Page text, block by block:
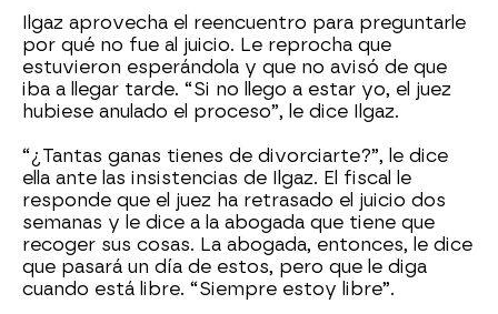
Ilgaz aprovecha el reencuentro para preguntarle
por qué no fue al juicio. Le reprocha que
estuvieron esperándola y que no avisó de que
iba a llegar tarde. “Si no llego a estar yo, el juez
hubiese anulado el proceso”, le dice Ilgaz.
“¿Tantas ganas tienes de divorciarte?”, le dice
ella ante las insistencias de Ilgaz. El fiscal le
responde que el juez ha retrasado el juicio dos
semanas y le dice a la abogada que tiene que
recoger sus cosas. La abogada, entonces, le dice
que pasará un día de estos, pero que le diga
cuando está libre. “Siempre estoy libre”.